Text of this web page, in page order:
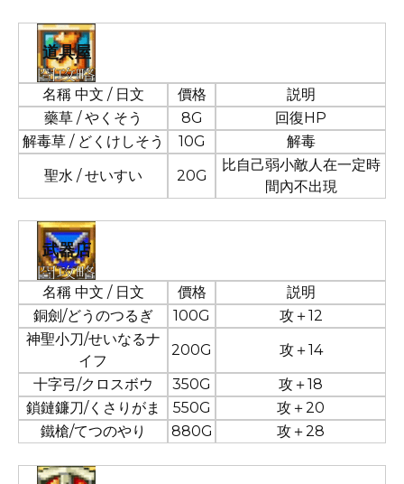
道具屋
名稱 中文 / 日文 價格
説明
藥草 / やくそう
8G
回復HP
解毒草 / どくけしそう
10G
解毒
聖水 / せいすい
20G
比自己弱小敵人在一定時
間內不出現
武器店
名稱 中文 / 日文 價格
説明
銅劍/どうのつるぎ
100G
攻＋12
神聖小刀/せいなるナ
イフ
200G
攻＋14
十字弓/クロスボウ
350G
攻＋18
鎖鏈鐮刀/くさりがま
550G
攻＋20
鐵槍/てつのやり
880G 攻＋28